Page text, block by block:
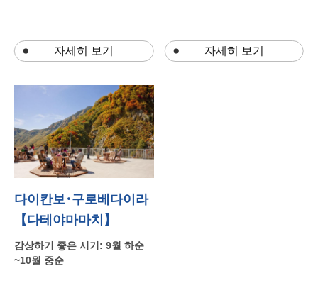
자세히 보기 자세히 보기
다이칸보･구로베다이라
【다테야마마치】
감상하기 좋은 시기 : 9월 하순
~10월 중순